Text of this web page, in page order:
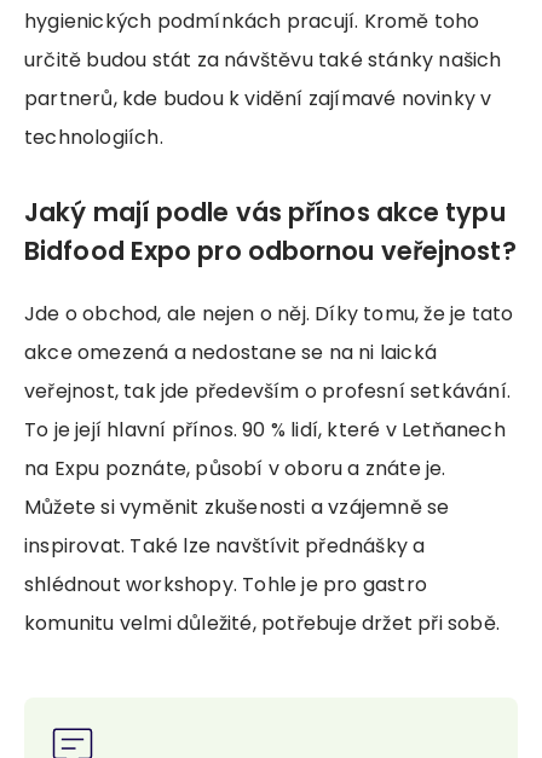
hygienických podmínkách pracují. Kromě toho
určitě budou stát za návštěvu také stánky našich
partnerů, kde budou k vidění zajímavé novinky v
technologiích.
Jaký mají podle vás přínos akce typu
Bidfood Expo pro odbornou veřejnost?
Jde o obchod, ale nejen o něj. Díky tomu, že je tato
akce omezená a nedostane se na ni laická
veřejnost, tak jde především o profesní setkávání.
To je její hlavní přínos. 90 % lidí, které v Letňanech
na Expu poznáte, působí v oboru a znáte je.
Můžete si vyměnit zkušenosti a vzájemně se
inspirovat. Také lze navštívit přednášky a
shlédnout workshopy. Tohle je pro gastro
komunitu velmi důležité, potřebuje držet při sobě.